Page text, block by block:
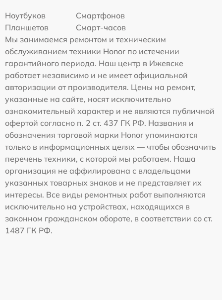
Ноутбуков
Смартфонов
Планшетов
Смарт-часов
Мы занимаемся ремонтом и техническим
обслуживанием техники Honor по истечении
гарантийного периода. Наш центр в Ижевске
работает независимо и не имеет официальной
авторизации от производителя. Цены на ремонт,
указанные на сайте, носят исключительно
ознакомительный характер и не являются публичной
офертой согласно п. 2 ст. 437 ГК РФ. Названия и
обозначения торговой марки Honor упоминаются
только в информационных целях — чтобы обозначить
перечень техники, с которой мы работаем. Наша
организация не аффилирована с владельцами
указанных товарных знаков и не представляет их
интересы. Все виды ремонтных работ выполняются
исключительно на устройствах, находящихся в
законном гражданском обороте, в соответствии со ст.
1487 ГК РФ.